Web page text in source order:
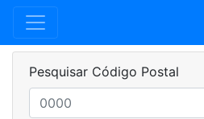
Pesquisar Código Postal